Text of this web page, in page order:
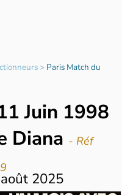
> Paris Match du
Juin 1998
Diana - Réf
2025